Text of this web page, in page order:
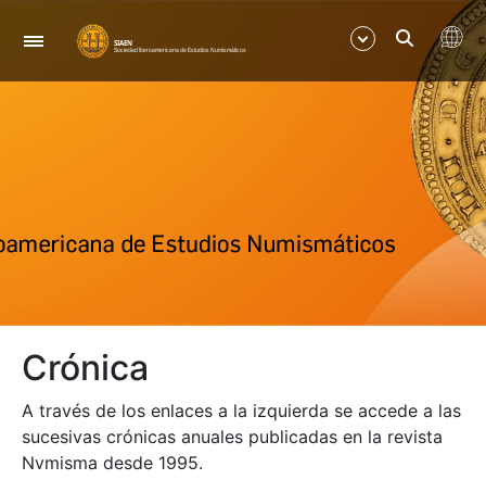
Navegación
Crónica
A través de los enlaces a la izquierda se accede a las
sucesivas crónicas anuales publicadas en la revista
Nvmisma desde 1995.